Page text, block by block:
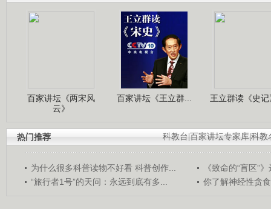
百家讲坛《两宋风
云》
百家讲坛《王立群... 王立群读《史
科教台 百家讲坛专家库 科教
热门推荐
为什么很多科普读物不好看 科普创作...
《致命的“盲区”
“旅行者1号”的天问：永远到底有多...
你了解神经性贪